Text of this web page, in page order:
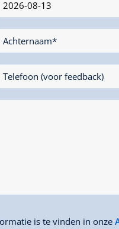
Achternaam*
Telefoon (voor feedback)
is te vinden in onze